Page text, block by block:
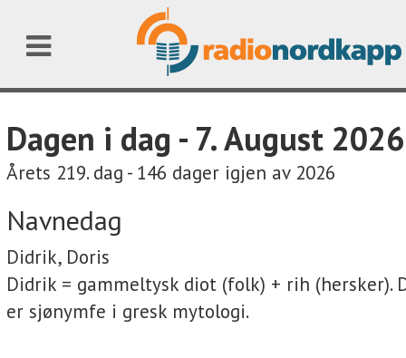
Dagen i dag - 7. August 2026
Årets 219. dag - 146 dager igjen av 2026
Navnedag
Didrik, Doris
Didrik = gammeltysk diot (folk) + rih (hersker).
er sjønymfe i gresk mytologi.